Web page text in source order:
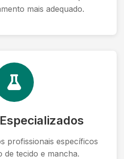
mais adequado.
profissionais específicos
de tecido e mancha.